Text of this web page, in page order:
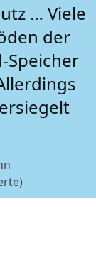
… Viele
der
Speicher